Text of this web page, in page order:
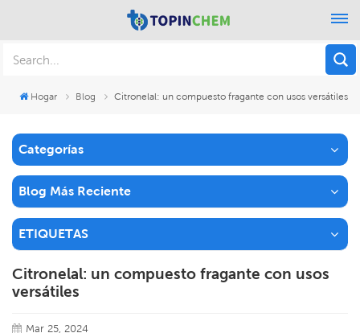
Hogar Blog Citronelal: un compuesto fragante con usos versátiles
Categorías
Blog Más Reciente
ETIQUETAS
Citronelal: un compuesto fragante con usos
versátiles
Mar 25, 2024